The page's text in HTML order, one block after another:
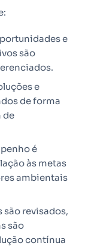
e
são
e
de forma
de
é
às metas
ambientais
são revisados,
são
contínua